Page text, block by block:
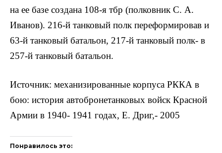
на ее базе создана 108-я тбр (полковник С. А.
Иванов). 216-й танковый полк переформировав и
63-й танковый батальон, 217-й танковый полк- в
257-й танковый батальон.
Источник: механизированные корпуса РККА в
бою: история автобронетанковых войск Красной
Армии в 1940- 1941 годах, Е. Дриг,- 2005
Понравилось это: